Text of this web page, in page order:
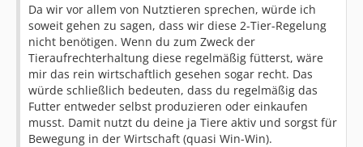
Da wir vor allem von Nutztieren sprechen, würde ich
soweit gehen zu sagen, dass wir diese 2-Tier-Regelung
nicht benötigen. Wenn du zum Zweck der
Tieraufrechterhaltung diese regelmäßig fütterst, wäre
mir das rein wirtschaftlich gesehen sogar recht. Das
würde schließlich bedeuten, dass du regelmäßig das
Futter entweder selbst produzieren oder einkaufen
musst. Damit nutzt du deine ja Tiere aktiv und sorgst für
Bewegung in der Wirtschaft (quasi Win-Win).